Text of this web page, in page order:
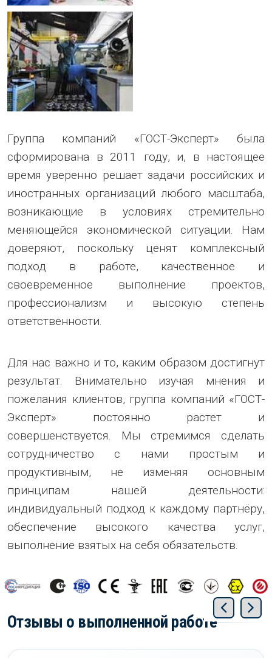
Группа компаний «ГОСТ-Эксперт» была
сформирована в 2011 году, и, в настоящее
время уверенно решает задачи российских и
иностранных организаций любого масштаба,
возникающие в условиях стремительно
меняющейся экономической ситуации. Нам
доверяют, поскольку ценят комплексный
подход в работе, качественное и
своевременное выполнение проектов,
профессионализм и высокую степень
ответственности.
Для нас важно и то, каким образом достигнут
результат. Внимательно изучая мнения и
пожелания клиентов, группа компаний «ГОСТ-
Эксперт» постоянно растет и
совершенствуется. Мы стремимся сделать
сотрудничество с нами простым и
продуктивным, не изменяя основным
принципам нашей деятельности:
индивидуальный подход к каждому партнёру,
обеспечение высокого качества услуг,
выполнение взятых на себя обязательств.
Отзывы о выполненной работе